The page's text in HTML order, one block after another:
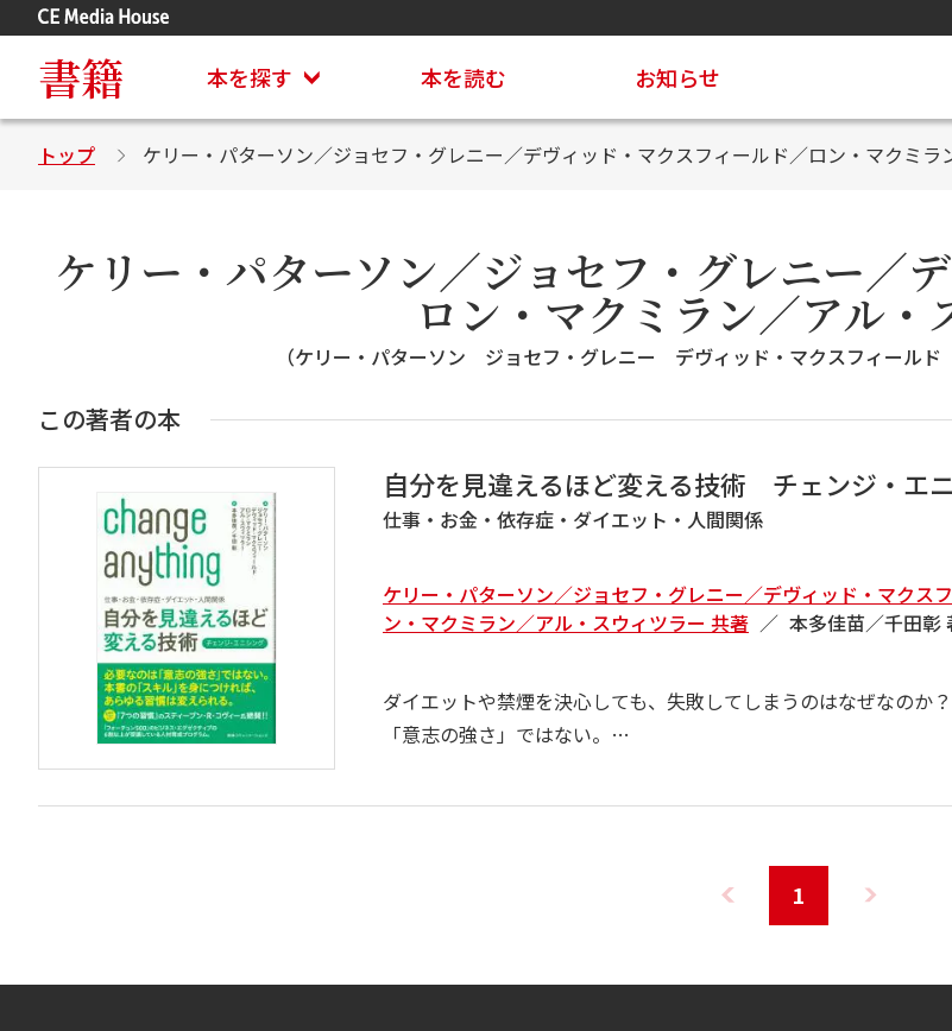
書籍 本を探す 本を読む お知らせ
トップ ケリー・パターソン／ジョセフ・グレニー／デヴィッド・マクスフィールド／ロン・マクミラ
ケリー・パターソン／ジョセフ・グレニー／
ロン・マクミラン／アル・
（ケリー・パターソン ジョセフ・グレニー デヴィッド・マクスフィール
この著者の本
自分を見違えるほど変える技術 チェンジ・エ
仕事・お金・依存症・ダイエット・人間関係
ケリー・パターソン／ジョセフ・グレニー／デヴィッド・マクス
ン・マクミラン／アル・スウィツラー 共著
本多佳苗／千田彰
ダイエットや禁煙を決心しても、失敗してしまうのはなぜなのか
「意志の強さ」ではない。…
1